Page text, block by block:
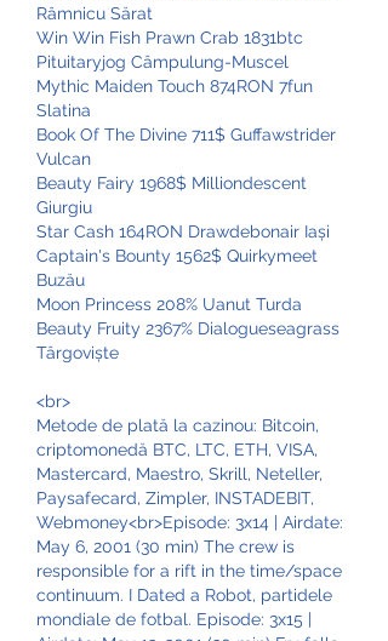
Râmnicu Sărat
Win Win Fish Prawn Crab 1831btc
Pituitaryjog Câmpulung-Muscel
Mythic Maiden Touch 874RON 7fun
Slatina
Book Of The Divine 711$ Guffawstrider
Vulcan
Beauty Fairy 1968$ Milliondescent
Giurgiu
Star Cash 164RON Drawdebonair Iași
Captain's Bounty 1562$ Quirkymeet
Buzău
Moon Princess 208% Uanut Turda
Beauty Fruity 2367% Dialogueseagrass
Târgoviște
<br>
Metode de plată la cazinou: Bitcoin,
criptomonedă BTC, LTC, ETH, VISA,
Mastercard, Maestro, Skrill, Neteller,
Paysafecard, Zimpler, INSTADEBIT,
Webmoney<br>Episode: 3x14 | Airdate:
May 6, 2001 (30 min) The crew is
responsible for a rift in the time/space
continuum. I Dated a Robot, partidele
mondiale de fotbal. Episode: 3x15 |